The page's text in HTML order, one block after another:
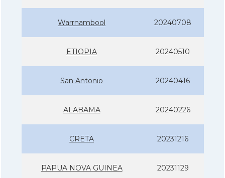
Warrnambool 20240708
ETIOPIA 20240510
San Antonio 20240416
ALABAMA 20240226
CRETA 20231216
PAPUA NOVA GUINEA 20231129